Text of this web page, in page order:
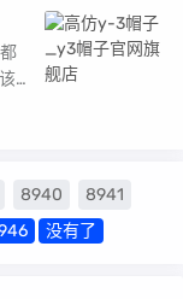
不
8940
8941
没有了